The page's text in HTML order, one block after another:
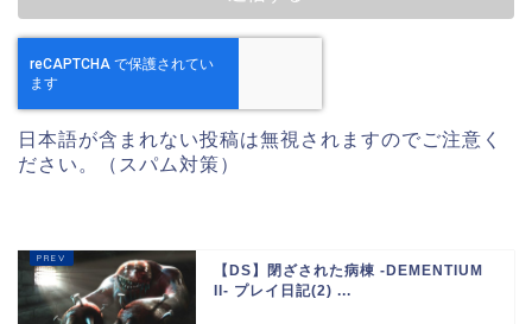
日本語が含まれない投稿は無視されますのでご注意く
ださい。（スパム対策）
【DS】閉ざされた病棟 -DEMENTIUM
II- プレイ日記(2) ...